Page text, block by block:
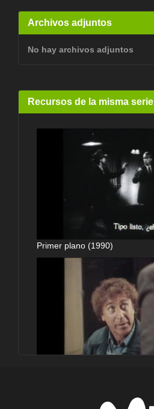
Archivos adjuntos
No hay archivos adjuntos
Recursos de la misma serie
Primer plano (1990)